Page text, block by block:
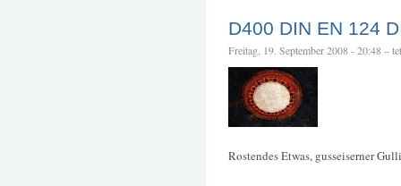
D400 DIN EN 124
Freitag, 19. September 2008 - 20:48 –
Rostendes Etwas, gusseiserner